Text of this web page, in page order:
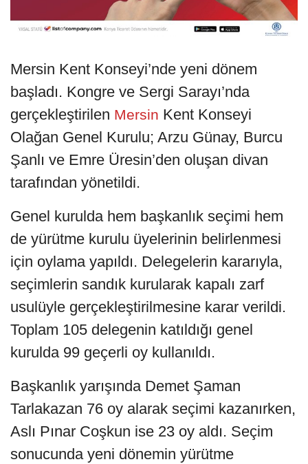
Mersin Kent Konseyi’nde yeni dönem
başladı. Kongre ve Sergi Sarayı’nda
gerçekleştirilen Mersin Kent Konseyi
Olağan Genel Kurulu; Arzu Günay, Burcu
Şanlı ve Emre Üresin’den oluşan divan
tarafından yönetildi.
Genel kurulda hem başkanlık seçimi hem
de yürütme kurulu üyelerinin belirlenmesi
için oylama yapıldı. Delegelerin kararıyla,
seçimlerin sandık kurularak kapalı zarf
usulüyle gerçekleştirilmesine karar verildi.
Toplam 105 delegenin katıldığı genel
kurulda 99 geçerli oy kullanıldı.
Başkanlık yarışında Demet Şaman
Tarlakazan 76 oy alarak seçimi kazanırken,
Aslı Pınar Coşkun ise 23 oy aldı. Seçim
sonucunda yeni dönemin yürütme